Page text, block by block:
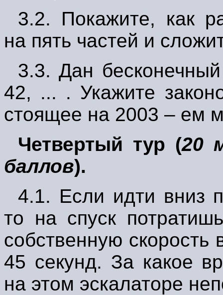
3.2. Покажите, как
на пять частей и
3.3.Дан
42, ... . Укажите
стоящее на 2003 – ем
Четвертый тур (20
баллов).
4.1. Если идти вниз
то на спуск
собственную скорость
45 секунд. За какое
на этом эскалаторе